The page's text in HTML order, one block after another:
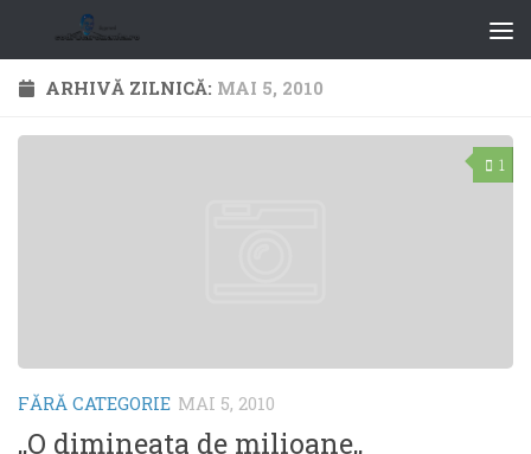
ARHIVĂ ZILNICĂ: MAI 5, 2010
1
FĂRĂ CATEGORIE MAI 5, 2010
,,O dimineata de milioane,,